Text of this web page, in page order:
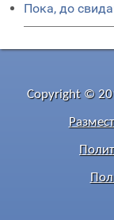
Пока, до
Copyright ©